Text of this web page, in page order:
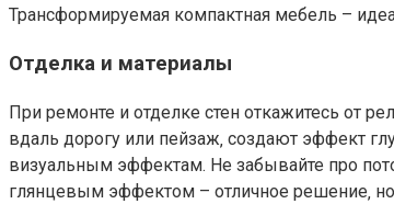
Трансформируемая компактная мебель –
Отделка и материалы
При ремонте и отделке стен откажитесь от
вдаль дорогу или пейзаж‚ создают эффект
визуальным эффектам. Не забывайте про
глянцевым эффектом – отличное решение‚